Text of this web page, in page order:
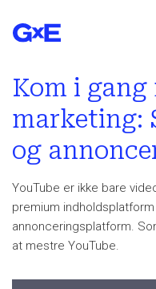
Kom i gang
marketing:
og
YouTube er ikke bare
premium
annonceringsplatform.
at mestre YouTube.